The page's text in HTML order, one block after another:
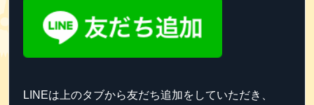
LINEは上のタブから友だち追加をしていただき、